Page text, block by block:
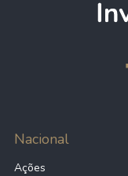
Nacional
Ações